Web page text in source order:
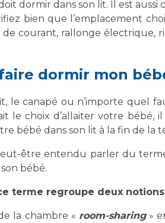
recherche
dormir dans son lit. Il est aussi
bien que l’emplacement
de courant, rallonge électrique,
dormir mon
le canapé ou n’importe quel
le choix d’allaiter votre bébé,
bébé dans son lit à la fin de la
être entendu parler du
bébé.
terme regroupe deux
la chambre « room-sharing»